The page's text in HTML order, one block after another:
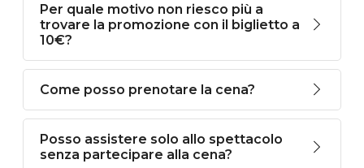
Per quale motivo non riesco più a
trovare la promozione con il biglietto a
10€?
Come posso prenotare la cena?
Posso assistere solo allo spettacolo
senza partecipare alla cena?